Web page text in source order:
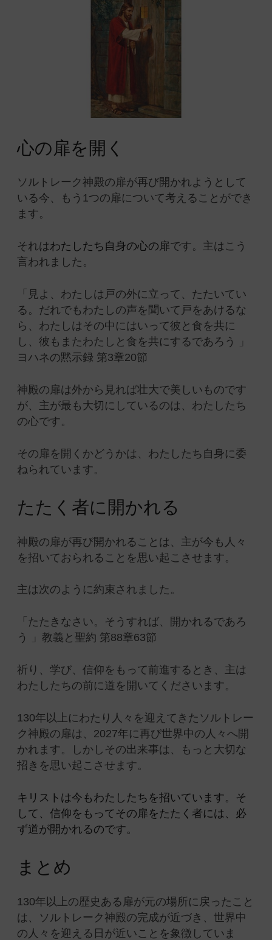
心の扉を開く
ソルトレーク神殿の扉が再び開かれようとして
いる今、もう1つの扉について考えることができ
ます。
それはわたしたち自身の心の扉です。主はこう
言われました。
「見よ、わたしは戸の外に立って、たたいてい
る。だれでもわたしの声を聞いて戸をあけるな
ら、わたしはその中にはいって彼と食を共に
し、彼もまたわたしと食を共にするであろう 」
ヨハネの黙示録 第3章20節
神殿の扉は外から見れば壮大で美しいものです
が、主が最も大切にしているのは、わたしたち
の心です。
その扉を開くかどうかは、わたしたち自身に委
ねられています。
たたく者に開かれる
神殿の扉が再び開かれることは、主が今も人々
を招いておられることを思い起こさせます。
主は次のように約束されました。
「たたきなさい。そうすれば、開かれるであろ
う 」教義と聖約 第88章63節
祈り、学び、信仰をもって前進するとき、主は
わたしたちの前に道を開いてくださいます。
130年以上にわたり人々を迎えてきたソルトレー
ク神殿の扉は、2027年に再び世界中の人々へ開
かれます。しかしその出来事は、もっと大切な
招きを思い起こさせます。
キリストは今もわたしたちを招いています。そ
して、信仰をもってその扉をたたく者には、必
ず道が開かれるのです。
まとめ
130年以上の歴史ある扉が元の場所に戻ったこと
は、ソルトレーク神殿の完成が近づき、世界中
の人々を迎える日が近いことを象徴していま